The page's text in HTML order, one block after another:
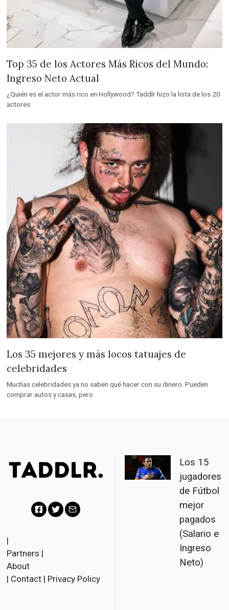
Top 35 de los Actores Más Ricos del Mundo:
Ingreso Neto Actual
¿Quién es el actor más rico en Hollywood? Taddlr hizo la lista de los 20
actores
Los 35 mejores y más locos tatuajes de
celebridades
Muchas celebridades ya no saben qué hacer con su dinero. Pueden
comprar autos y casas, pero
c
l
|
Partners |
About
| Contact | Privacy Policy
Los 15
jugadores
de Fútbol
mejor
pagados
(Salario e
Ingreso
Neto)